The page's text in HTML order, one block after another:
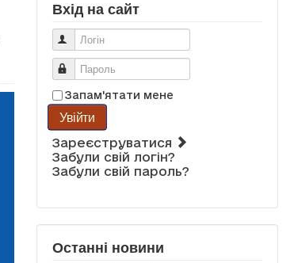
Вхід на сайт
Логін
Пароль
Запам'ятати мене
Увійти
Зареєструватися
Забули свій логін?
Забули свій пароль?
Останні новини